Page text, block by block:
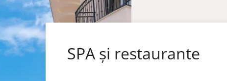
SPA și restaurante